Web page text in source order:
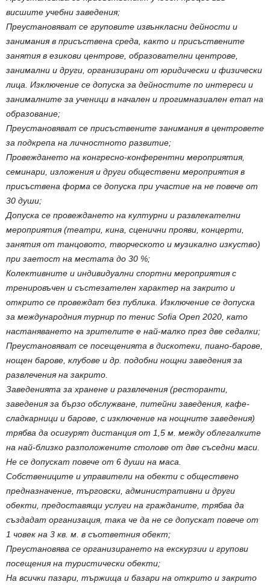
висшите учебни заведения;
Преустановяват се груповите извънкласни дейности и
занимания в присъствена среда, както и присъствените
занятия в езикови центрове, образователни центрове,
занимални и други, организирани от юридически и физически
лица. Изключение се допуска за дейностите по интереси и
занималните за ученици в начален и прогимназиален етап на
образование;
Преустановяват се присъствените занимания в центровете
за подкрепа на личностното развитие;
Провеждането на конгресно-конферентни мероприятия,
семинари, изложения и други обществени мероприятия в
присъствена форма се допуска при участие на не повече от
30 души;
Допуска се провеждането на културни и развлекателни
мероприятия (театри, кина, сценични прояви, концерти,
занятия от танцовото, творческото и музикално изкуство)
при заетост на местата до 30 %;
Колективните и индивидуални спортни мероприятия с
тренировъчен и състезателен характер на закрито и
открито се провеждат без публика. Изключение се допуска
за международния турнир по тенис Sofia Open 2020, като
настаняването на зрителите е най-малко през две седалки;
Преустановяват се посещенията в дискотеки, пиано-барове,
нощен барове, клубове и др. подобни нощни заведения за
развлечения на закрито.
Заведенията за хранене и развлечения (ресторанти,
заведения за бързо обслужване, питейни заведения, кафе-
сладкарници и барове, с изключение на нощните заведения)
трябва да осигурят дистанция от 1,5 м. между облегалките
на най-близко разположените столове от две съседни маси.
Не се допускат повече от 6 души на маса.
Собствениците и управители на обекти с обществено
предназначение, търговски, административни и други
обекти, предоставящи услуги на гражданите, трябва да
създадат организация, така че да не се допускат повече от
1 човек на 3 кв. м. в съответния обект;
Преустановява се организирането на екскурзии и групови
посещения на туристически обекти;
На всички пазари, тържища и базари на открито и закрито